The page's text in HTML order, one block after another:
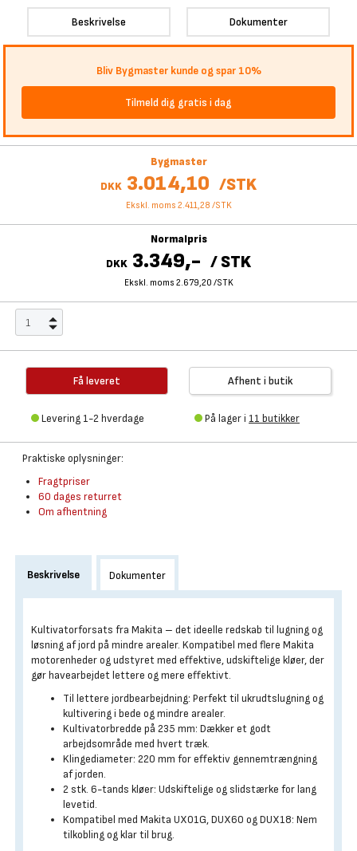
Beskrivelse Dokumenter
Bliv Bygmaster kunde og spar 10%
Tilmeld dig gratis i dag
Bygmaster
DKK 3.014,10 /STK
Ekskl. moms 2.411,28 /STK
Normalpris
DKK 3.349,- /STK
Ekskl. moms 2.679,20 /STK
Få leveret
Levering 1-2 hverdage
Afhent i butik
På lager i 11 butikker
Praktiske oplysninger:
Fragtpriser
60 dages returret
Om afhentning
Beskrivelse Dokumenter
Kultivatorforsats fra Makita – det ideelle redskab til lugning og
løsning af jord på mindre arealer. Kompatibel med flere Makita
motorenheder og udstyret med effektive, udskiftelige kløer, der
gør havearbejdet lettere og mere effektivt.
Til lettere jordbearbejdning: Perfekt til ukrudtslugning og
kultivering i bede og mindre arealer.
Kultivatorbredde på 235 mm: Dækker et godt
arbejdsområde med hvert træk.
Klingediameter: 220 mm for effektiv gennemtrængning
af jorden.
2 stk. 6-tands kløer: Udskiftelige og slidstærke for lang
levetid.
Kompatibel med Makita UX01G, DUX60 og DUX18: Nem
tilkobling og klar til brug.